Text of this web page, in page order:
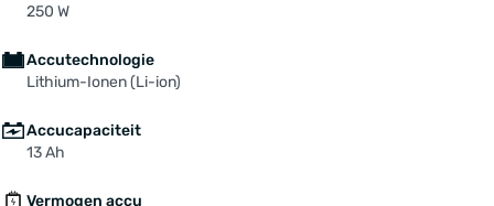
250 W
Accutechnologie
Lithium-Ionen (Li-ion)
Accucapaciteit
13 Ah
Vermogen accu